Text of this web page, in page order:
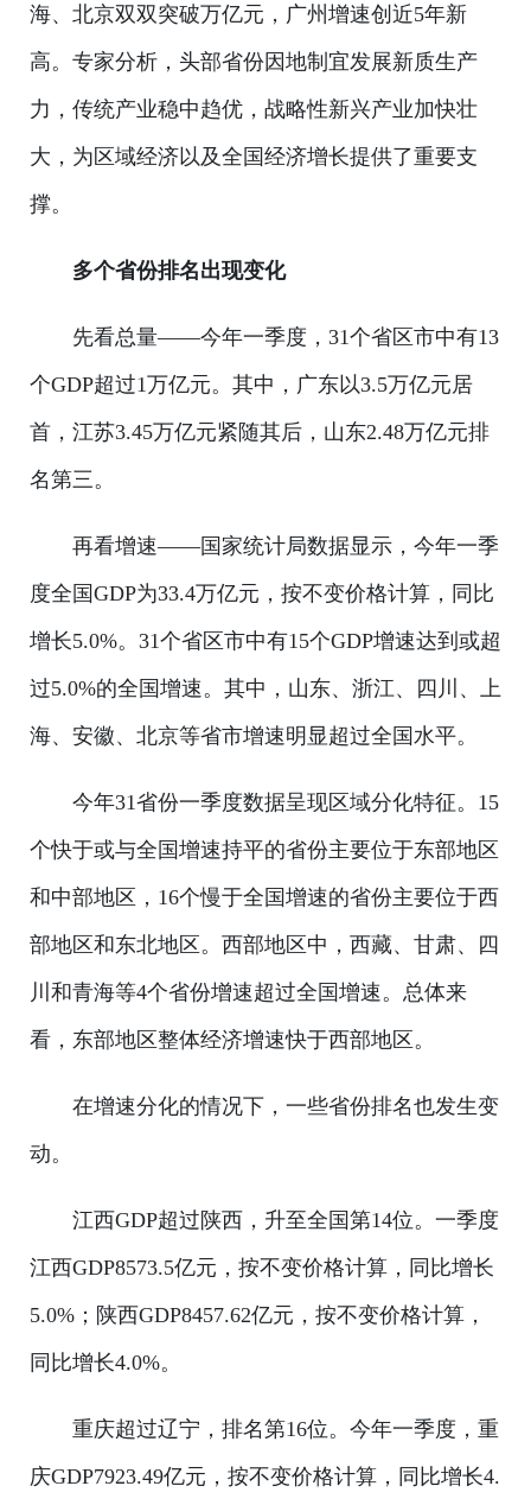
海、北京双双突破万亿元，广州增速创近5年新
高。专家分析，头部省份因地制宜发展新质生产
力，传统产业稳中趋优，战略性新兴产业加快壮
大，为区域经济以及全国经济增长提供了重要支
撑。
多个省份排名出现变化
先看总量——今年一季度，31个省区市中有13
个GDP超过1万亿元。其中，广东以3.5万亿元居
首，江苏3.45万亿元紧随其后，山东2.48万亿元排
名第三。
再看增速——国家统计局数据显示，今年一季
度全国GDP为33.4万亿元，按不变价格计算，同比
增长5.0%。31个省区市中有15个GDP增速达到或超
过5.0%的全国增速。其中，山东、浙江、四川、上
海、安徽、北京等省市增速明显超过全国水平。
今年31省份一季度数据呈现区域分化特征。15
个快于或与全国增速持平的省份主要位于东部地区
和中部地区，16个慢于全国增速的省份主要位于西
部地区和东北地区。西部地区中，西藏、甘肃、四
川和青海等4个省份增速超过全国增速。总体来
看，东部地区整体经济增速快于西部地区。
在增速分化的情况下，一些省份排名也发生变
动。
江西GDP超过陕西，升至全国第14位。一季度
江西GDP8573.5亿元，按不变价格计算，同比增长
5.0%；陕西GDP8457.62亿元，按不变价格计算，
同比增长4.0%。
重庆超过辽宁，排名第16位。今年一季度，重
庆GDP7923.49亿元，按不变价格计算，同比增长4.